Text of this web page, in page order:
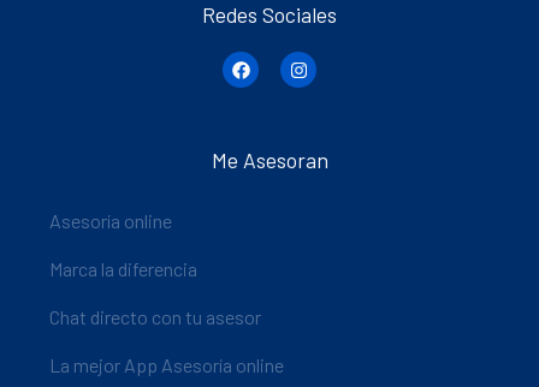
Redes Sociales
Me Asesoran
Asesoría online
Marca la diferencia
Chat directo con tu asesor
La mejor App Asesoría online